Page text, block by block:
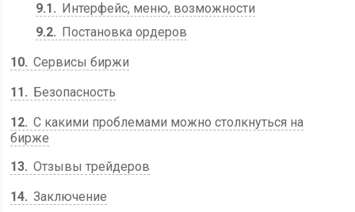
9.1
Интерфейс, меню, возможности
9.2
Постановка ордеров
10 Сервисы биржи
11
Безопасность
12 С какими проблемами можно столкнуться на
бирже
13 Отзывы трейдеров
14 Заключение